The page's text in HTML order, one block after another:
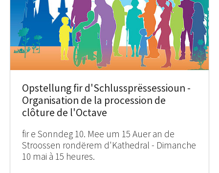
Opstellung fir d'Schlussprëssessioun -
Organisation de la procession de
clôture de l'Octave
fir e Sonndeg 10. Mee um 15 Auer an de
Stroossen rondërem d'Kathedral - Dimanche
10 mai à 15 heures.